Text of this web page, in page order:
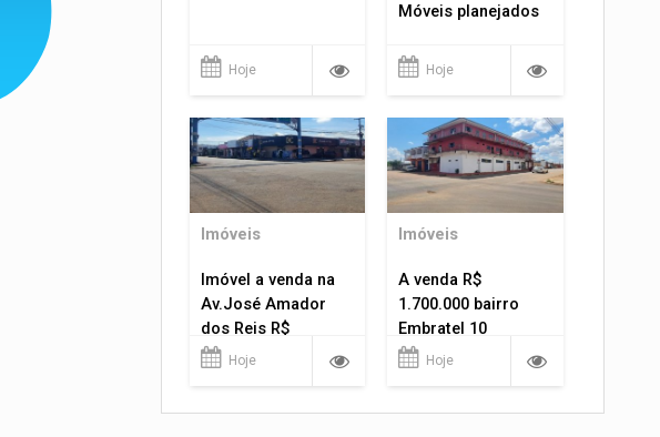
Hoje
Móveis planejados
Hoje
Imóveis
Imóvel a venda na
Av.José Amador
dos Reis R$
1.400.000
Hoje
Imóveis
A venda R$
1.700.000 bairro
Embratel 10
apartamentos!
Hoje